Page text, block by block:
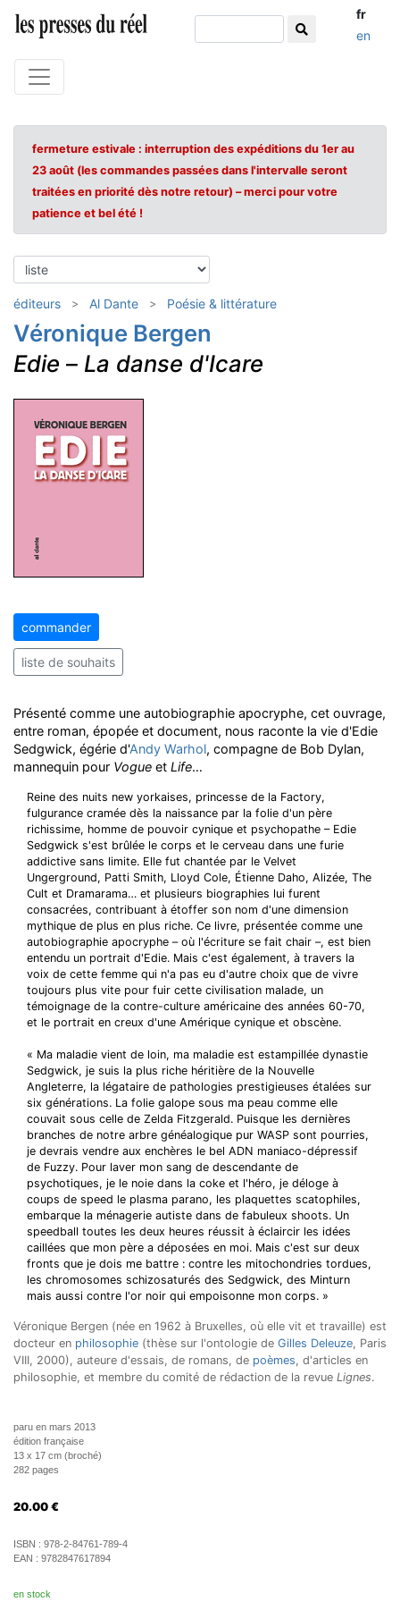
fr
en
fermeture estivale : interruption des expéditions du 1er au
23 août (les commandes passées dans l'intervalle seront
traitées en priorité dès notre retour) – merci pour votre
patience et bel été !
éditeurs Al Dante Poésie & littérature
Véronique Bergen
Edie – La danse d'Icare
commander
liste de souhaits
Présenté comme une autobiographie apocryphe, cet ouvrage,
entre roman, épopée et document, nous raconte la vie d'Edie
Sedgwick, égérie d'Andy Warhol, compagne de Bob Dylan,
mannequin pour Vogue et Life…
Reine des nuits new yorkaises, princesse de la Factory,
fulgurance cramée dès la naissance par la folie d'un père
richissime, homme de pouvoir cynique et psychopathe – Edie
Sedgwick s'est brûlée le corps et le cerveau dans une furie
addictive sans limite. Elle fut chantée par le Velvet
Ungerground, Patti Smith, Lloyd Cole, Étienne Daho, Alizée, The
Cult et Dramarama… et plusieurs biographies lui furent
consacrées, contribuant à étoffer son nom d'une dimension
mythique de plus en plus riche. Ce livre, présentée comme une
autobiographie apocryphe – où l'écriture se fait chair –, est bien
entendu un portrait d'Edie. Mais c'est également, à travers la
voix de cette femme qui n'a pas eu d'autre choix que de vivre
toujours plus vite pour fuir cette civilisation malade, un
témoignage de la contre-culture américaine des années 60-70,
et le portrait en creux d'une Amérique cynique et obscène.
« Ma maladie vient de loin, ma maladie est estampillée dynastie
Sedgwick, je suis la plus riche héritière de la Nouvelle
Angleterre, la légataire de pathologies prestigieuses étalées sur
six générations. La folie galope sous ma peau comme elle
couvait sous celle de Zelda Fitzgerald. Puisque les dernières
branches de notre arbre généalogique pur WASP sont pourries,
je devrais vendre aux enchères le bel ADN maniaco-dépressif
de Fuzzy. Pour laver mon sang de descendante de
psychotiques, je le noie dans la coke et l'héro, je déloge à
coups de speed le plasma parano, les plaquettes scatophiles,
embarque la ménagerie autiste dans de fabuleux shoots. Un
speedball toutes les deux heures réussit à éclaircir les idées
caillées que mon père a déposées en moi. Mais c'est sur deux
fronts que je dois me battre : contre les mitochondries tordues,
les chromosomes schizosaturés des Sedgwick, des Minturn
mais aussi contre l'or noir qui empoisonne mon corps. »
Véronique Bergen (née en 1962 à Bruxelles, où elle vit et travaille) est
docteur en philosophie (thèse sur l'ontologie de Gilles Deleuze, Paris
VIII, 2000), auteure d'essais, de romans, de poèmes, d'articles en
philosophie, et membre du comité de rédaction de la revue Lignes.
paru en mars 2013
édition française
13 x 17 cm (broché)
282 pages
20.00 €
ISBN : 978-2-84761-789-4
EAN : 9782847617894
en stock